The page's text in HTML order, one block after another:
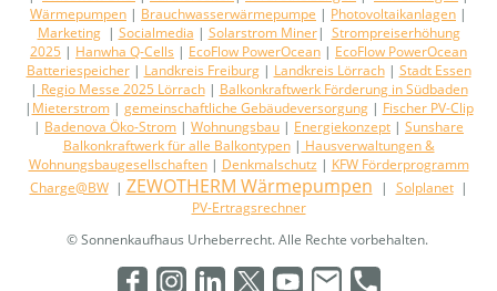
Wärmepumpen | Brauchwasserwärmepumpe | Photovoltaikanlagen |
Marketing| Socialmedia | Solarstrom Miner| Strompreiserhöhung
2025 | Hanwha Q-Cells | EcoFlow PowerOcean | EcoFlow PowerOcean
Batteriespeicher| Landkreis Freiburg| Landkreis Lörrach| Stadt Essen
| Regio Messe 2025 Lörrach| Balkonkraftwerk Förderung in Südbaden
| Mieterstrom| gemeinschaftliche Gebäudeversorgung| Fischer PV-Clip
| Badenova Öko-Strom | Wohnungsbau | Energiekonzept | Sunshare
Balkonkraftwerk für alle Balkontypen| Hausverwaltungen &
Wohnungsbaugesellschaften| Denkmalschutz | KFW Förderprogramm
Charge@BW| ZEWOTHERM Wärmepumpen | Solplanet|
PV-Ertragsrechner
© Sonnenkaufhaus Urheberrecht. Alle Rechte vorbehalten.